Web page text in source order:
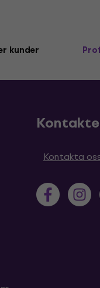
kunder
Kontakta